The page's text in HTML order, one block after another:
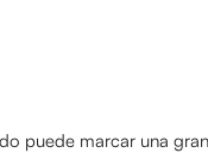
puede marcar una